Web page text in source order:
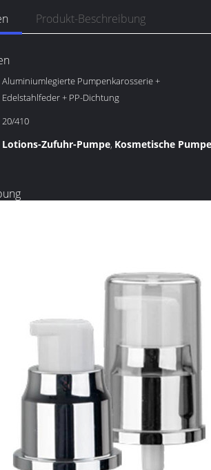
Produkt-Beschreibung
Aluminiumlegierte Pumpenkarosserie +
Edelstahlfeder + PP-Dichtung
20/410
Lotions-Zufuhr-Pumpe, Kosmetische Pumpe